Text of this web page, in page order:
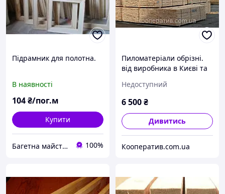
Підрамник для полотна.
В наявності
104₴/пог.м
Купити
Багетна майстерня "Антей" 100%
Пиломатеріали обрізні.
від виробника в Києві та
Недоступний
6 500₴
Дивитись
Кооператив.com.ua